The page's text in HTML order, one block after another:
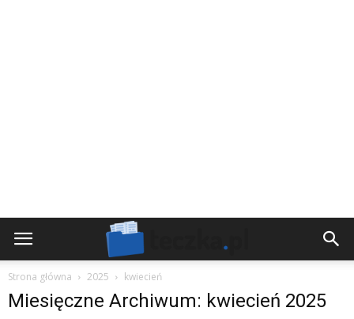
Strona główna 2025 kwiecień
Miesięczne Archiwum: kwiecień 2025